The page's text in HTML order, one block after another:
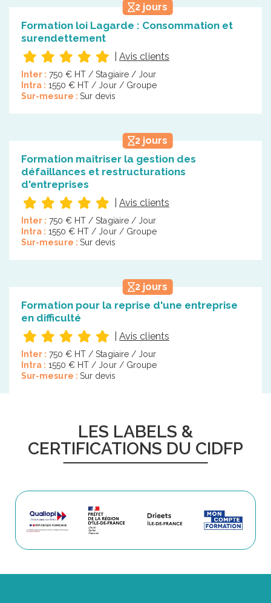
2 jours
Formation loi Lagarde : Consommation et
surendettement
Avis clients
Inter : 750 € HT / Stagiaire / Jour
Intra : 1550 € HT / Jour / Groupe
Sur-mesure : Sur devis
2 jours
Formation maîtriser la gestion des
défaillances et restructurations
d'entreprises
Avis clients
Inter : 750 € HT / Stagiaire / Jour
Intra : 1550 € HT / Jour / Groupe
Sur-mesure : Sur devis
2 jours
Formation pour la reprise d'une entreprise
en difficulté
Avis clients
Inter : 750 € HT / Stagiaire / Jour
Intra : 1550 € HT / Jour / Groupe
Sur-mesure : Sur devis
LES LABELS &
CERTIFICATIONS DU CIDFP